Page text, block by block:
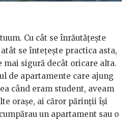
Cu cât se înrăutățește
se întețește practica asta,
mai sigură decât oricare alta.
de apartamente care ajung
când eram student, aveam
orașe, ai căror părinții își
un apartament sau o